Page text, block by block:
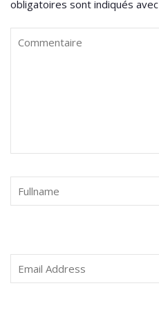
obligatoires sont indiqués avec